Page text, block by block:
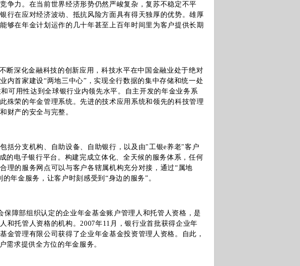
争力。在当前世界经济形势仍然严峻复杂，复苏不稳定不平
行在应对经济波动、抵抗风险方面具有得天独厚的优势。雄厚
够在年金计划运作的几十年甚至上百年时间里为客户提供长期
深化金融科技的创新应用，科技水平在中国金融业处于绝对
内首家建设“两地三中心”，实现全行数据的集中存储和统一处
可用性达到全球银行业内领先水平。自主开发的年金业务系
殊荣的年金管理系统。先进的技术应用系统和领先的科技管理
财产的安全与完整。
括分支机构、自助设备、自助银行，以及由"工银e养老"客户
的电子银行平台。构建完成立体化、全天候的服务体系，任何
理的服务网点可以与客户各辖属机构充分对接，通过“属地
年金服务，让客户时刻感受到“身边的服务”。
保障部组织认定的企业年金基金账户管理人和托管人资格，是
和托管人资格的机构。2007年11月，银行业首批获得企业年
金管理有限公司获得了企业年金基金投资管理人资格。自此，
需求提供全方位的年金服务。